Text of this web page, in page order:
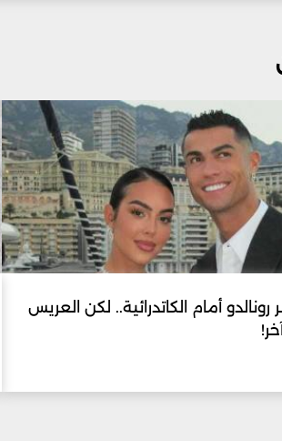
رونالدو أمام الكاتدرائية.. لكن العريس